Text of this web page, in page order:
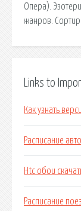
Опера).
жанров.
Links to
Как узнать
Расписание
Htc обои
Расписание